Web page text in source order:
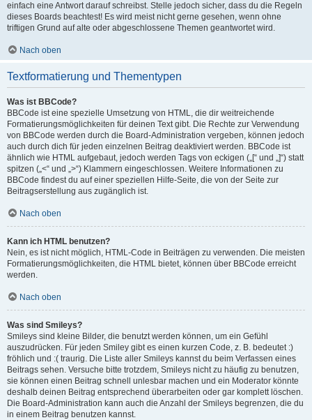
einfach eine Antwort darauf schreibst. Stelle jedoch sicher, dass du die Regeln
dieses Boards beachtest! Es wird meist nicht gerne gesehen, wenn ohne
triftigen Grund auf alte oder abgeschlossene Themen geantwortet wird.
Nach oben
Textformatierung und Thementypen
Was ist BBCode?
BBCode ist eine spezielle Umsetzung von HTML, die dir weitreichende
Formatierungsmöglichkeiten für deinen Text gibt. Die Rechte zur Verwendung
von BBCode werden durch die Board-Administration vergeben, können jedoch
auch durch dich für jeden einzelnen Beitrag deaktiviert werden. BBCode ist
ähnlich wie HTML aufgebaut, jedoch werden Tags von eckigen („[“ und „]“) statt
spitzen („<“ und „>“) Klammern eingeschlossen. Weitere Informationen zu
BBCode findest du auf einer speziellen Hilfe-Seite, die von der Seite zur
Beitragserstellung aus zugänglich ist.
Nach oben
Kann ich HTML benutzen?
Nein, es ist nicht möglich, HTML-Code in Beiträgen zu verwenden. Die meisten
Formatierungsmöglichkeiten, die HTML bietet, können über BBCode erreicht
werden.
Nach oben
Was sind Smileys?
Smileys sind kleine Bilder, die benutzt werden können, um ein Gefühl
auszudrücken. Für jeden Smiley gibt es einen kurzen Code, z. B. bedeutet :)
fröhlich und :( traurig. Die Liste aller Smileys kannst du beim Verfassen eines
Beitrags sehen. Versuche bitte trotzdem, Smileys nicht zu häufig zu benutzen,
sie können einen Beitrag schnell unlesbar machen und ein Moderator könnte
deshalb deinen Beitrag entsprechend überarbeiten oder gar komplett löschen.
Die Board-Administration kann auch die Anzahl der Smileys begrenzen, die du
in einem Beitrag benutzen kannst.